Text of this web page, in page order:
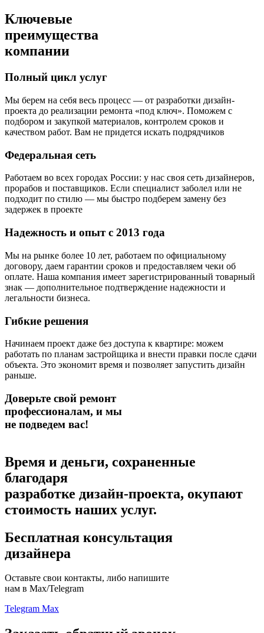
Ключевые
преимущества
компании
Полный цикл услуг
Мы берем на себя весь процесс — от разработки дизайн-
проекта до реализации ремонта «под ключ». Поможем с
подбором и закупкой материалов, контролем сроков и
качеством работ. Вам не придется искать подрядчиков
Федеральная сеть
Работаем во всех городах России: у нас своя сеть дизайнеров,
прорабов и поставщиков. Если специалист заболел или не
подходит по стилю — мы быстро подберем замену без
задержек в проекте
Надежность и опыт с 2013 года
Мы на рынке более 10 лет, работаем по официальному
договору, даем гарантии сроков и предоставляем чеки об
оплате. Наша компания имеет зарегистрированный товарный
знак — дополнительное подтверждение надежности и
легальности бизнеса.
Гибкие решения
Начинаем проект даже без доступа к квартире: можем
работать по планам застройщика и внести правки после сдачи
объекта. Это экономит время и позволяет запустить дизайн
раньше.
Доверьте свой ремонт
профессионалам, и мы
не подведем вас!
Время и деньги, сохраненные
благодаря
разработке дизайн-проекта, окупают
стоимость наших услуг.
Бесплатная консультация
дизайнера
Оставьте свои контакты, либо напишите
нам в Max/Telegram
Telegram Max